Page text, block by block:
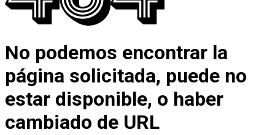
No podemos encontrar la
página solicitada, puede no
estar disponible, o haber
cambiado de URL